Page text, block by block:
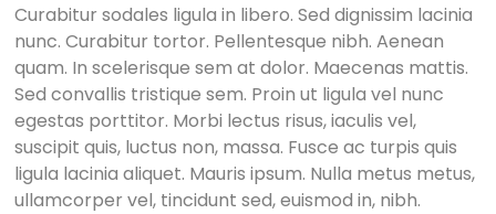
Curabitur sodales ligula in libero. Sed dignissim lacinia
nunc. Curabitur tortor. Pellentesque nibh. Aenean
quam. In scelerisque sem at dolor. Maecenas mattis.
Sed convallis tristique sem. Proin ut ligula vel nunc
egestas porttitor. Morbi lectus risus, iaculis vel,
suscipit quis, luctus non, massa. Fusce ac turpis quis
ligula lacinia aliquet. Mauris ipsum. Nulla metus metus,
ullamcorper vel, tincidunt sed, euismod in, nibh.